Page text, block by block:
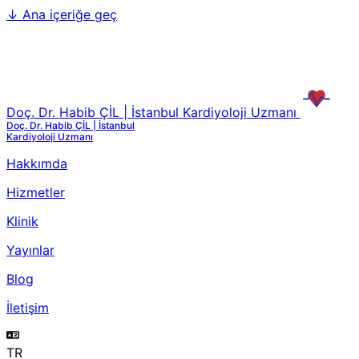
↓ Ana içeriğe geç
Doç. Dr. Habib ÇİL | İstanbul Kardiyoloji Uzmanı
Doç. Dr. Habib ÇİL | İstanbul
Kardiyoloji Uzmanı
Hakkımda
Hizmetler
Klinik
Yayınlar
Blog
İletişim
TR